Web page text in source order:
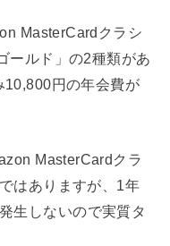
MasterCardクラシ
ールド」の2種類があ
10,800円の年会費が
MasterCardクラ
はありますが、1年
生しないので実質タ